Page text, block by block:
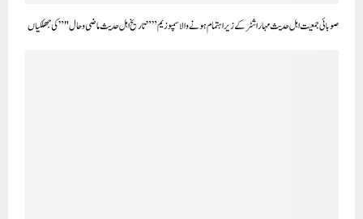
صوبائی جمعیت اہل حدیث مہاراشٹر کے زیر اہتمام ہونے والا سمپوزیم”” تاریخ اہل حدیث ماضی و حال "”کی جھلکیاں